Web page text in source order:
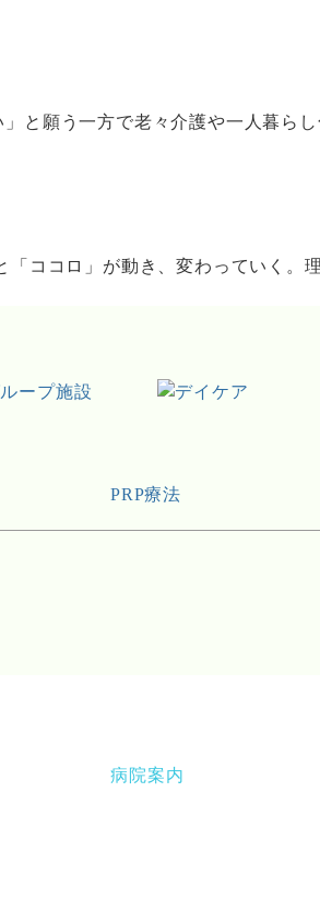
と願う一方で老々介護や一人暮ら
ココロ」が動き、変わっていく。
PRP療法
病院案内